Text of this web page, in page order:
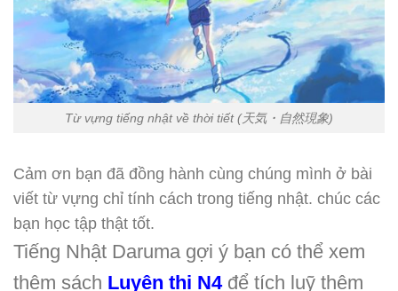
Từ vựng tiếng nhật về thời tiết (天気・自然現象)
Cảm ơn bạn đã đồng hành cùng chúng mình ở bài
viết từ vựng chỉ tính cách trong tiếng nhật. chúc các
bạn học tập thật tốt.
Tiếng Nhật Daruma gợi ý bạn có thể xem
thêm sách Luyện thi N4để tích luỹ thêm